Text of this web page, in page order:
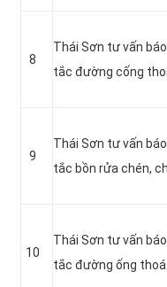
8
Thái Sơn tư vấn
tắc đường cống
9
Thái Sơn tư vấn
tắc bồn rửa chén,
10
Thái Sơn tư vấn
tắc đường ống